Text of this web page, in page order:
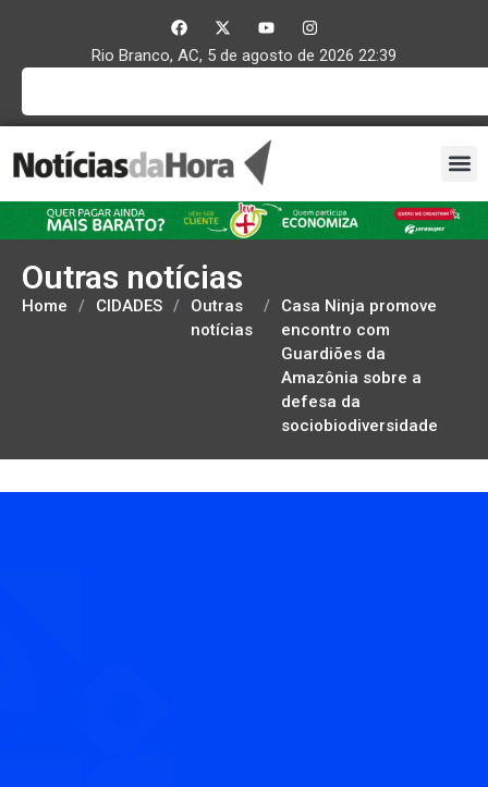
Rio Branco, AC, 5 de agosto de 2026 22:39
Outras notícias
Home / CIDADES /
Outras
notícias
/
Casa Ninja promove
encontro com
Guardiões da
Amazônia sobre a
defesa da
sociobiodiversidade